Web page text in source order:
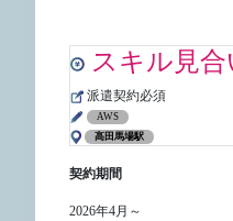
スキル見合
派遣契約必須
AWS
高田馬場駅
契約期間
2026年4月～